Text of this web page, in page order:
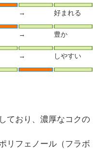
→ 好まれる
→ 豊か
→ しやすい
ており、濃厚なコクの
リフェノール（フラボ